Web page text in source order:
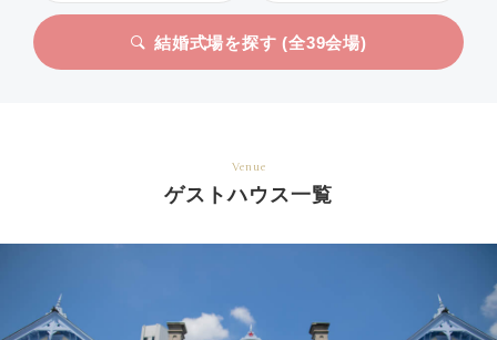
結婚式場を探す (全39会場)
Venue
ゲストハウス一覧